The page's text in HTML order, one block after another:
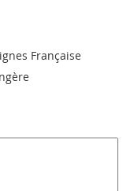
Française